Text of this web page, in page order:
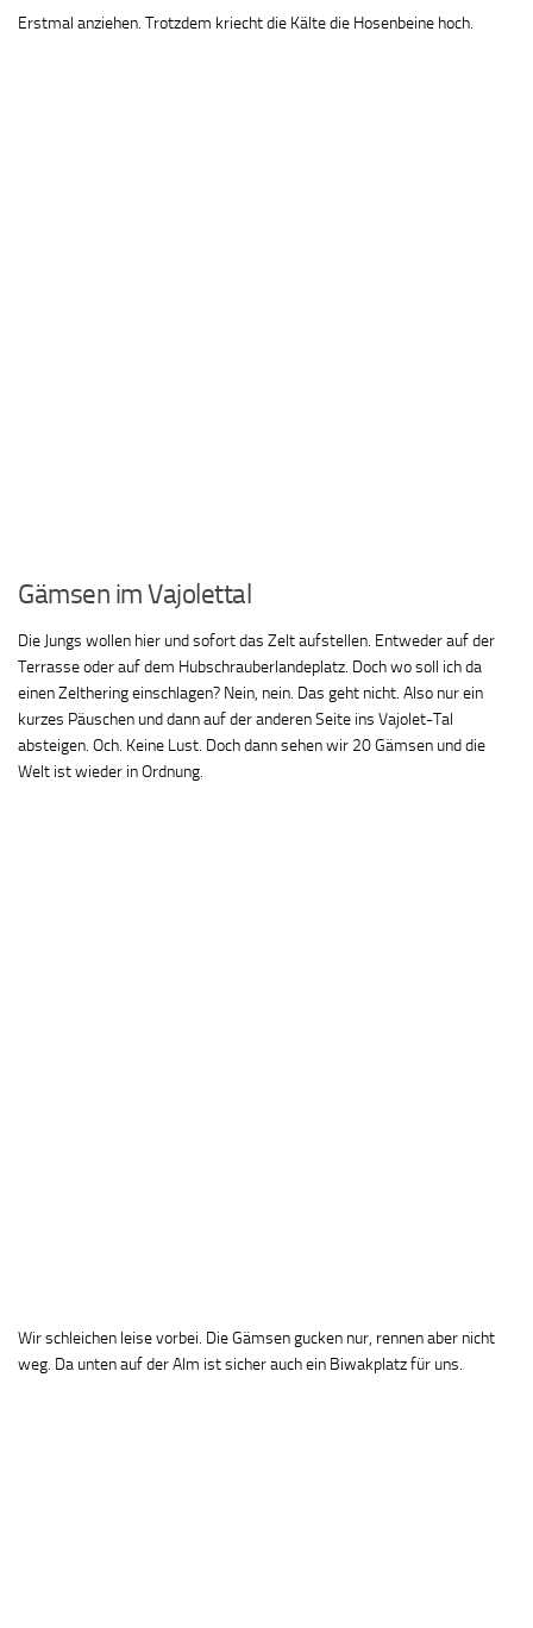
Erstmal anziehen. Trotzdem kriecht die Kälte die Hosenbeine hoch.
Gämsen im Vajolettal
Die Jungs wollen hier und sofort das Zelt aufstellen. Entweder auf der
Terrasse oder auf dem Hubschrauberlandeplatz. Doch wo soll ich da
einen Zelthering einschlagen? Nein, nein. Das geht nicht. Also nur ein
kurzes Päuschen und dann auf der anderen Seite ins Vajolet-Tal
absteigen. Och. Keine Lust. Doch dann sehen wir 20 Gämsen und die
Welt ist wieder in Ordnung.
Wir schleichen leise vorbei. Die Gämsen gucken nur, rennen aber nicht
weg. Da unten auf der Alm ist sicher auch ein Biwakplatz für uns.